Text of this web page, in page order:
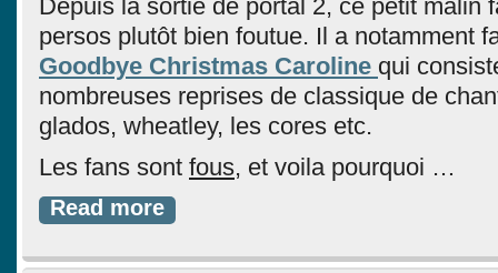
Depuis la sortie de portal 2, ce petit malin
persos plutôt bien foutue. Il a notamment
Goodbye Christmas Caroline qui
nombreuses reprises de classique de
glados, wheatley, les cores etc.
Les fans sont fous, et voila pourquoi …
Read more